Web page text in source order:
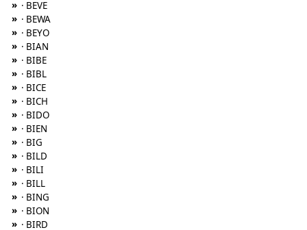
» · BEVE
» · BEWA
» · BEYO
» · BIAN
» · BIBE
» · BIBL
» · BICE
» · BICH
» · BIDO
» · BIEN
» · BIG
» · BILD
» · BILI
» · BILL
» · BING
» · BION
» · BIRD